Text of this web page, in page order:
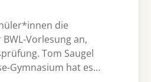
die
Vorlesung an,
Tom Saugel
Gymnasium hat es…